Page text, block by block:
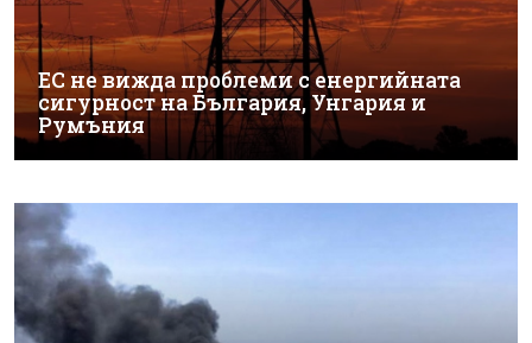
ЕС не вижда проблеми с енергийната
сигурност на България, Унгария и
Румъния